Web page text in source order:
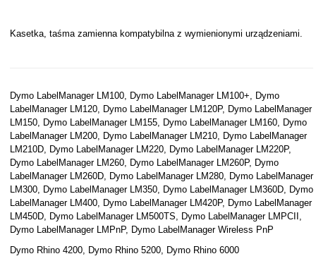
Kasetka, taśma zamienna kompatybilna z wymienionymi urządzeniami.
Dymo LabelManager LM100, Dymo LabelManager LM100+, Dymo
LabelManager LM120, Dymo LabelManager LM120P, Dymo LabelManager
LM150, Dymo LabelManager LM155, Dymo LabelManager LM160, Dymo
LabelManager LM200, Dymo LabelManager LM210, Dymo LabelManager
LM210D, Dymo LabelManager LM220, Dymo LabelManager LM220P,
Dymo LabelManager LM260, Dymo LabelManager LM260P, Dymo
LabelManager LM260D, Dymo LabelManager LM280, Dymo LabelManager
LM300, Dymo LabelManager LM350, Dymo LabelManager LM360D, Dymo
LabelManager LM400, Dymo LabelManager LM420P, Dymo LabelManager
LM450D, Dymo LabelManager LM500TS, Dymo LabelManager LMPCII,
Dymo LabelManager LMPnP, Dymo LabelManager Wireless PnP
Dymo Rhino 4200, Dymo Rhino 5200, Dymo Rhino 6000